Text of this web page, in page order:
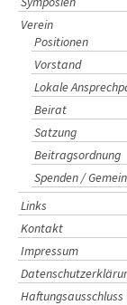
Verein
Positionen
Vorstand
Lokale
Beirat
Satzung
Beitragsordnung
Spenden /
Links
Kontakt
Impressum